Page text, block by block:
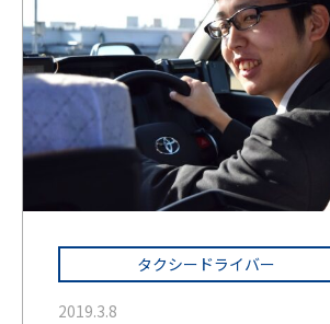
タクシードライバー
2019.3.8